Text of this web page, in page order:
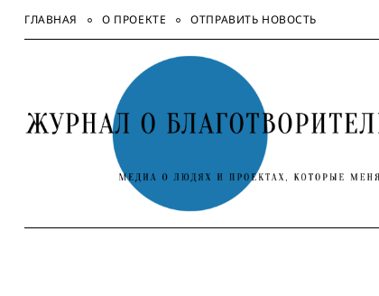
SkipГЛАВНАЯ О ПРОЕКТЕ ОТПРАВИТЬ НОВОСТЬ